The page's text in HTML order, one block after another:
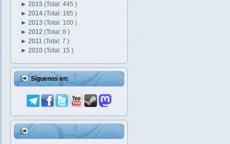
► 2015 (Total: 445 )
► 2014 (Total: 185 )
► 2013 (Total: 100 )
► 2012 (Total: 8 )
► 2011 (Total: 7 )
► 2010 (Total: 15 )
Síguenos en: